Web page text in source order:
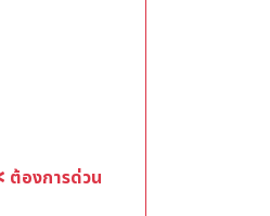
ต้องการด่วน